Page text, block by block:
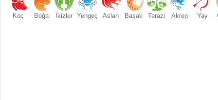
Koç Boğa İkizler Yengeç Aslan Başak Terazi Akrep Yay